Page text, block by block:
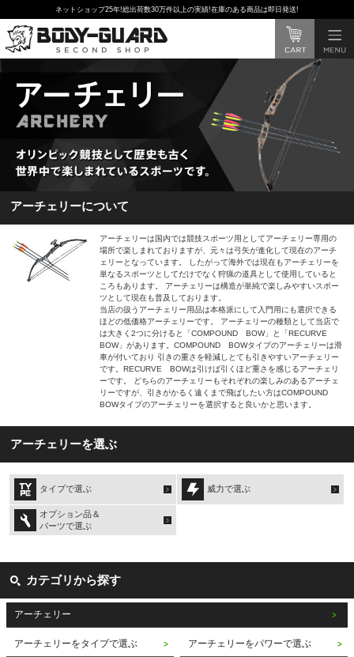
ネットショップ25年!総出荷数30万件以上の実績!在庫のある商品は即日発送!
アーチェリーについて
アーチェリーは国内では競技スポーツ用としてアーチェリー専用の
場所で楽しまれておりますが、元々は弓矢が進化して現在のアーチ
ェリーとなっています。 したがって海外では現在もアーチェリーを
単なるスポーツとしてだけでなく狩猟の道具として使用していると
ころもあります。 アーチェリーは構造が単純で楽しみやすいスポー
ツとして現在も普及しております。
当店の扱うアーチェリー用品は本格派にして入門用にも選択できる
ほどの低価格アーチェリーです。 アーチェリーの種類として当店で
は大きく2つに分けると「COMPOUND BOW」と「RECURVE
BOW」があります。COMPOUND BOWタイプのアーチェリーは滑
車が付いており 引きの重さを軽減しとても引きやすいアーチェリー
です。RECURVE BOWは引けば引くほど重さを感じるアーチェリ
ーです。 どちらのアーチェリーもそれぞれの楽しみのあるアーチェ
リーですが、引きがかるく遠くまで飛ばしたい方はCOMPOUND
BOWタイプのアーチェリーを選択すると良いかと思います。
アーチェリーを選ぶ
タイプで選ぶ 威力で選ぶ
オプション品＆
パーツで選ぶ
カテゴリから探す
アーチェリー
アーチェリーをタイプで選ぶ アーチェリーをパワーで選ぶ